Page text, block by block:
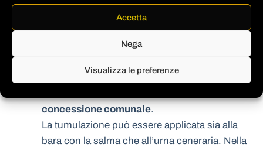
Accetta
Nega
Visualizza le preferenze
Tumulazione
Nella tumulazione la salma o l’urna viene
predisposti. Ogni loculo può essere occupato
concessione comunale.
La tumulazione può essere applicata sia alla
bara con la salma che all’urna ceneraria. Nella